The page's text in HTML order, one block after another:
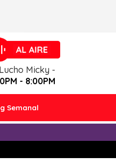
Micky -
- 8:00PM
Semanal